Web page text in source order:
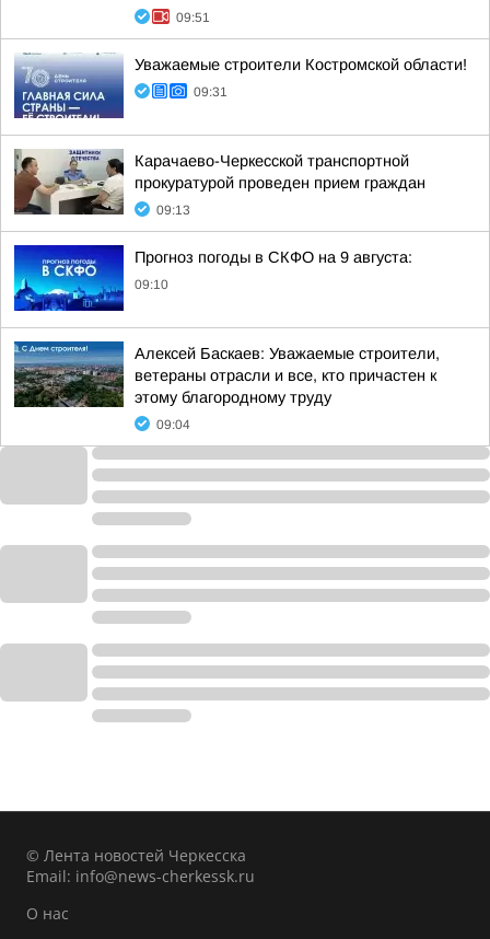
09:51
Уважаемые строители Костромской области!
09:31
Карачаево-Черкесской транспортной
прокуратурой проведен прием граждан
09:13
Прогноз погоды в СКФО на 9 августа:
09:10
Алексей Баскаев: Уважаемые строители,
ветераны отрасли и все, кто причастен к
этому благородному труду
09:04
© Лента новостей Черкесска
Email: info@news-cherkessk.ru
О нас